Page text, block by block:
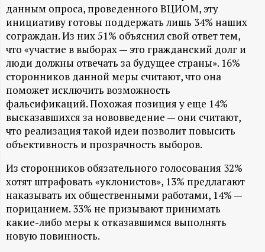
-
и
н
ф
о
р
м
а
ц
данным опроса, проведенного ВЦИОМ, эту
инициативу готовы поддержать лишь 34% наших
сограждан. Из них 51% объяснил свой ответ тем,
что «участие в выборах — это гражданский долг и
люди должны отвечать за будущее страны». 16%
сторонников данной меры считают, что она
поможет исключить возможность
фальсификаций. Похожая позиция у еще 14%
высказавшихся за нововведение — они считают,
что реализация такой идеи позволит повысить
объективность и прозрачность выборов.
Из сторонников обязательного голосования 32%
хотят штрафовать «уклонистов», 13% предлагают
наказывать их общественными работами, 14% —
порицанием. 33% не призывают принимать
какие-либо меры к отказавшимся выполнять
новую повинность.